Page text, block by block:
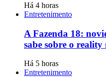
Há 4 horas
Entretenimento
A Fazenda 18:
sabe sobre o reality
Há 5 horas
Entretenimento